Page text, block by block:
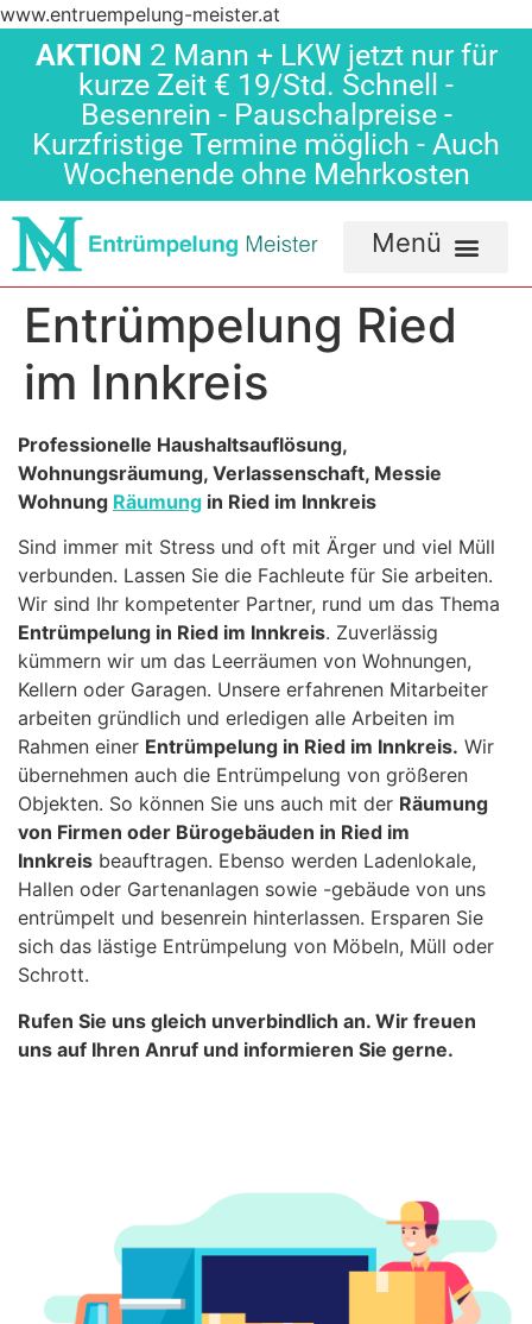
www.entruempelung-meister.at
AKTION 2 Mann + LKW jetzt nur für
kurze Zeit € 19/Std. Schnell -
Besenrein - Pauschalpreise -
Kurzfristige Termine möglich - Auch
Wochenende ohne Mehrkosten
Entrümpelung Ried
im Innkreis
Professionelle Haushaltsauflösung,
Wohnungsräumung, Verlassenschaft, Messie
Wohnung Räumung in Ried im Innkreis
Sind immer mit Stress und oft mit Ärger und viel Müll
verbunden. Lassen Sie die Fachleute für Sie arbeiten.
Wir sind Ihr kompetenter Partner, rund um das Thema
Entrümpelung in Ried im Innkreis. Zuverlässig
kümmern wir um das Leerräumen von Wohnungen,
Kellern oder Garagen. Unsere erfahrenen Mitarbeiter
arbeiten gründlich und erledigen alle Arbeiten im
Rahmen einer Entrümpelung in Ried im Innkreis. Wir
übernehmen auch die Entrümpelung von größeren
Objekten. So können Sie uns auch mit der Räumung
von Firmen oder Bürogebäuden in Ried im
Innkreis beauftragen. Ebenso werden Ladenlokale,
Hallen oder Gartenanlagen sowie -gebäude von uns
entrümpelt und besenrein hinterlassen. Ersparen Sie
sich das lästige Entrümpelung von Möbeln, Müll oder
Schrott.
Rufen Sie uns gleich unverbindlich an. Wir freuen
uns auf Ihren Anruf und informieren Sie gerne.